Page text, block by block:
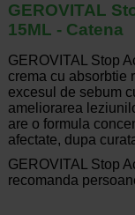
GEROVITAL
15ML - Catena
GEROVITAL Stop
crema cu absorbtie
excesul de sebum
ameliorarea
are o formula
afectate, dupa
GEROVITAL Stop
recomanda